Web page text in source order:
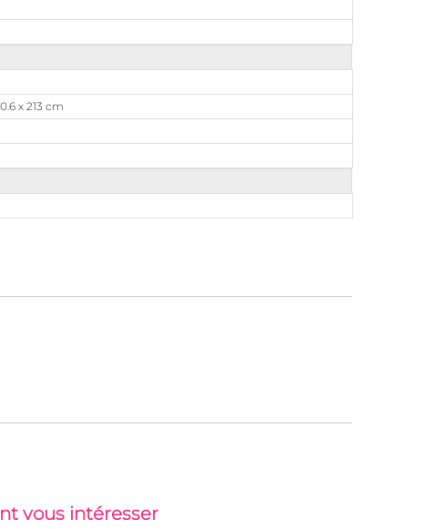
x 213 cm
vous intéresser